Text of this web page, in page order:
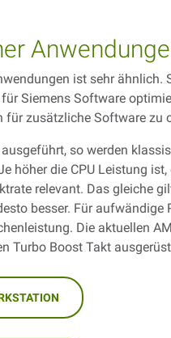
ist sehr
Siemens Software
zusätzliche Software zu
so werden
höher die CPU Leistung
relevant. Das gleiche
besser. Für
Die aktuellen
Turbo Boost Takt